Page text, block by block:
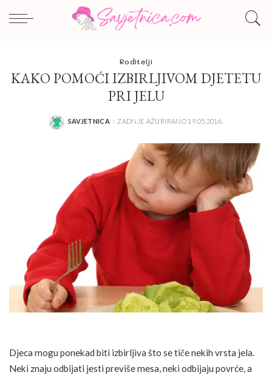
Roditelji
KAKO POMOĆI IZBIRLJIVOM DJETETU
PRI JELU
POSTED
SAVJETNICA ZADNJE AŽURIRANO 19.05.2016.
Djeca mogu ponekad biti izbirljiva što se tiče nekih vrsta jela.
Neki znaju odbijati jesti previše mesa, neki odbijaju povrće, a